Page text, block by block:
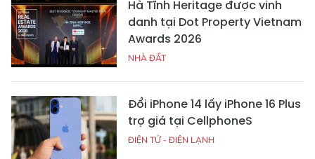
Hà Tĩnh Heritage được vinh
danh tại Dot Property Vietnam
Awards 2026
NHÀ ĐẤT
Đổi iPhone 14 lấy iPhone 16 Plus
trợ giá tại CellphoneS
ĐIỆN TỬ - ĐIỆN LẠNH